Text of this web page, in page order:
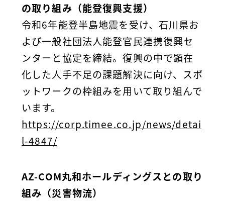
の取り組み（能登復興支援）
令和6年能登半島地震を受け、石川県お
よび一般社団法人能登官民連携復興セ
ンターと協定を締結。復興の中で顕在
化した人手不足の課題解決に向け、スポ
ットワークの枠組みを用いて取り組んで
います。
https://corp.timee.co.jp/news/detai
l-4847/
AZ-COM丸和ホールディングスとの取り
組み（災害物流）